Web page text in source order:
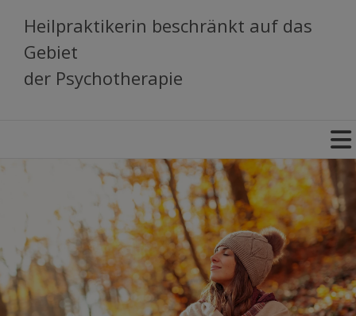
Heilpraktikerin beschränkt auf das
Gebiet
der Psychotherapie